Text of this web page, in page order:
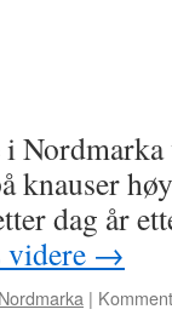
Nordmarka
knauser
dag år
videre →
Nordmarka |